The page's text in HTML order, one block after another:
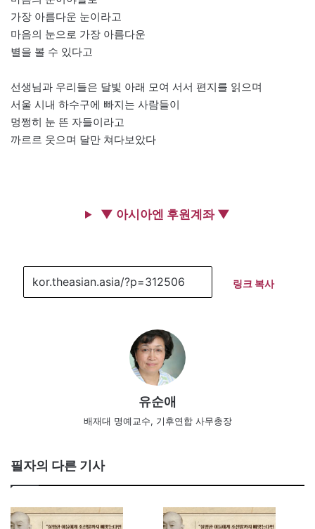
가장 아름다운 눈이라고
마음의 눈으로 가장 아름다운
별을 볼 수 있다고
선생님과 우리들은 달빛 아래 모여 서서 편지를 읽으며
서울 시내 하수구에 빠지는 사람들이
멍쩡히 눈 뜬 자들이라고
까르르 웃으며 달만 쳐다보았다
▼ 아시아엔 후원계좌 ▼
링크 복사
유순애
배재대 명예교수, 기후연합 사무총장
필자의 다른 기사